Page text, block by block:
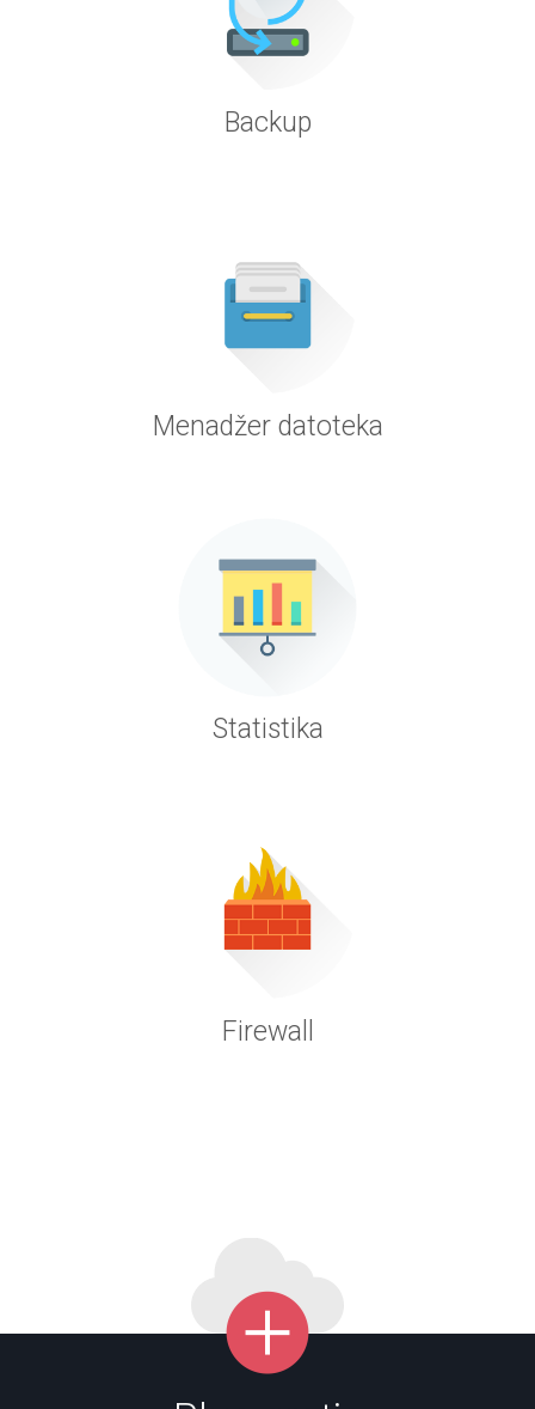
Backup
Menadžer datoteka
Statistika
Firewall